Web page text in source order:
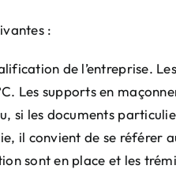
:
de l’entreprise.
Les supports en
si les documents
il convient de se référer
sont en place et les